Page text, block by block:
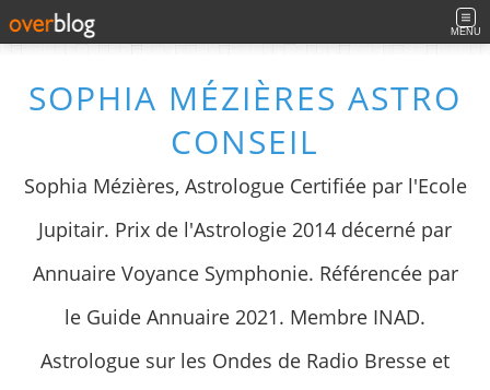
MENU
SOPHIA MÉZIÈRES ASTRO
CONSEIL
Sophia Mézières, Astrologue Certifiée par l'Ecole
Jupitair. Prix de l'Astrologie 2014 décerné par
Annuaire Voyance Symphonie. Référencée par
le Guide Annuaire 2021. Membre INAD.
Astrologue sur les Ondes de Radio Bresse et